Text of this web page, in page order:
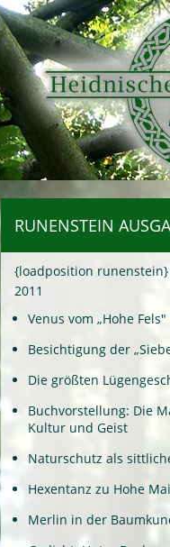
RUNENSTEIN
{loadposition
2011
Venus vom „Hohe Fels"
Besichtigung der
Die größten
Buchvorstellung: Die
Kultur und Geist
Naturschutz als
Hexentanz zu Hohe
Merlin in der